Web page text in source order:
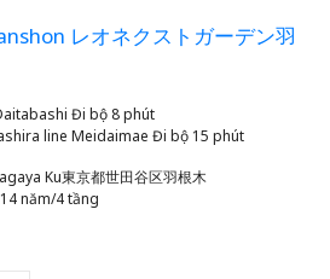
レオネクストガーデン羽
Đi bộ 8 phút
Ku東京都世田谷区羽根木
năm/4 tầng